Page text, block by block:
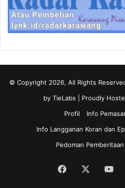
© Copyright 2026, All Rights
by TieLabs | Proudly
Profil
Info
Info Langganan Koran dan
Pedoman
Facebook